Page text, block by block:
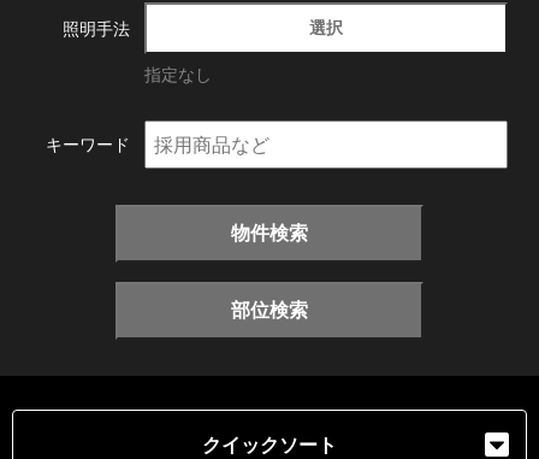
照明手法 選択
指定なし
キーワード
物件検索
部位検索
クイックソート